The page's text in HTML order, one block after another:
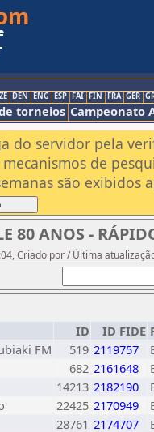
DEN ENG ESP FAI FIN FRA GER
torneios Campeonato
do servidor pela
de
são exibidos
80 ANOS -
Criado por / Última
ID ID FIDE
FM 519 2119757
682 2161648
14213 2182190
22425 2170949
28761 2174707